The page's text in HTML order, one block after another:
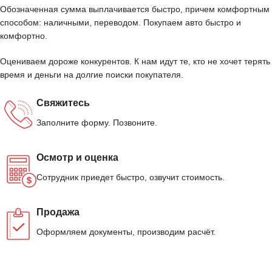
Обозначенная сумма выплачивается быстро, причем комфортным
способом: наличными, переводом. Покупаем авто быстро и
комфортно.
Оцениваем дороже конкурентов. К нам идут те, кто не хочет терять
время и деньги на долгие поиски покупателя.
Свяжитесь
Заполните форму. Позвоните.
Осмотр и оценка
Сотрудник приедет быстро, озвучит стоимость.
Продажа
Оформляем документы, производим расчёт.